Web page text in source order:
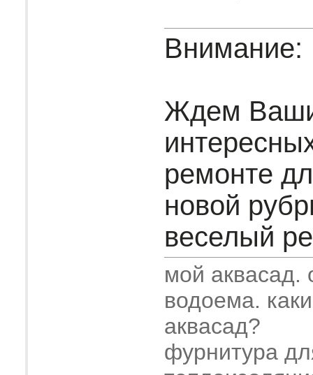
Внимание:
Ждем
ремонте
новой
веселый
мой аквасад.
водоема.
аквасад?
фурнитура